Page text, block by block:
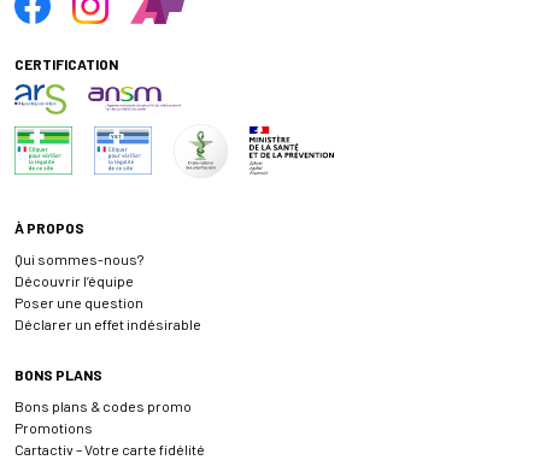
CERTIFICATION
À PROPOS
Qui sommes-nous?
Découvrir l’équipe
Poser une question
Déclarer un effet indésirable
BONS PLANS
Bons plans & codes promo
Promotions
Cartactiv – Votre carte fidélité